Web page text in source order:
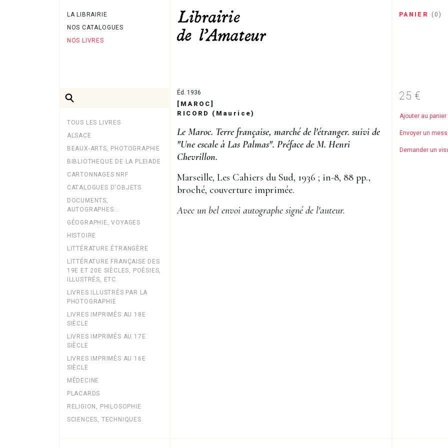
LA LIBRAIRIE
NOS CATALOGUES
NOS LIVRES
TOUS LES LIVRES
ALSACE
BEAUX-ARTS, PHOTOGRAPHIE
BIBLIOTHEQUE DE LA PLEIADE
CARTONNAGES NRF
CATALOGUES D'OBJETS
DOCUMENTS,
AUTOGRAPHES...
GÉOGRAPHIE, VOYAGES
HISTOIRE
LITTÉRATURE ÉTRANGÈRE
LITTÉRATURE FRANÇAISE DES
19E ET 20E SIÈCLES, POÉSIES,
ILLUSTRÉS, ETC.
LIVRES ILLUSTRÉS PAR LA
PHOTOGRAPHIE
LIVRES IMPRIMÉS AU 18E
SIÈCLE
LIVRES IMPRIMÉS AU 17E
SIÈCLE
LIVRES IMPRIMÉS AU 16E
SIÈCLE
MÉDECINE
PLACARDS
RELIGION, PHILOSOPHIE
SCIENCES, TECHNIQUES
PANIER ( 0)
Éd. 1936
[MAROC]
RICORD (Maurice)
Le Maroc. Terre française, marché de l'étranger. suivi de
"Une escale à Las Palmas". Préface de M. Henri
Chevrillon.
Marseille, Les Cahiers du Sud, 1936 ; in-8, 88 pp.,
broché, couverture imprimée.
Avec un bel envoi autographe signé de l'auteur.
25 €
Ajouter au panier
Envoyer un
Demander un